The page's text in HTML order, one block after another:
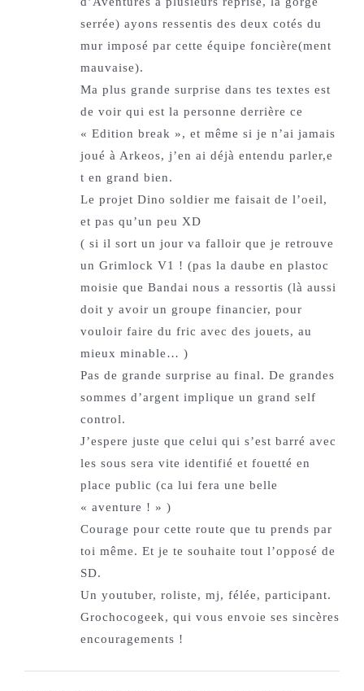
serrée) ayons ressentis des deux cotés du
mur imposé par cette équipe foncière(ment
mauvaise).
Ma plus grande surprise dans tes textes est
de voir qui est la personne derrière ce
« Edition break », et même si je n’ai jamais
joué à Arkeos, j’en ai déjà entendu parler,e
t en grand bien.
Le projet Dino soldier me faisait de l’oeil,
et pas qu’un peu XD
( si il sort un jour va falloir que je retrouve
un Grimlock V1 ! (pas la daube en plastoc
moisie que Bandai nous a ressortis (là aussi
doit y avoir un groupe financier, pour
vouloir faire du fric avec des jouets, au
mieux minable… )
Pas de grande surprise au final. De grandes
sommes d’argent implique un grand self
control.
J’espere juste que celui qui s’est barré avec
les sous sera vite identifié et fouetté en
place public (ca lui fera une belle
« aventure ! » )
Courage pour cette route que tu prends par
toi même. Et je te souhaite tout l’opposé de
SD.
Un youtuber, roliste, mj, félée, participant.
Grochocogeek, qui vous envoie ses sincères
encouragements !